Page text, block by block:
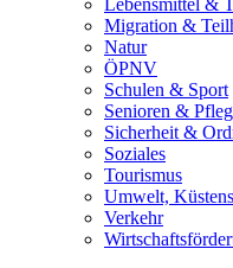
Lebensmittel &
Migration &
Natur
ÖPNV
Schulen & Sport
Senioren &
Sicherheit &
Soziales
Tourismus
Umwelt,
Verkehr